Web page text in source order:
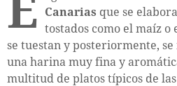
E
Canarias que se
tostados como el maíz o
se tuestan y posteriormente,
una harina muy fina y
multitud de platos típicos de